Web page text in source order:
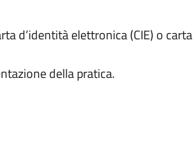
d’identità elettronica (CIE) o carta
della pratica.